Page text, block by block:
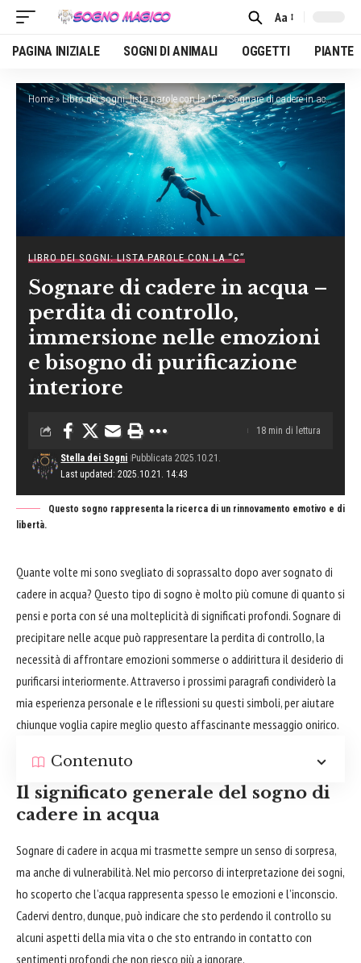
Font
Resizer
Aa
PAGINA INIZIALE SOGNI DI ANIMALI OGGETTI PIANTE
Home» Libro dei sogni: lista parole con la “C”»Sognare di cadere in acqua – perdita di controllo, immersione nelle emozioni e bisogno di purificazione interiore
LIBRO DEI SOGNI: LISTA PAROLE CON LA “C”
Sognare di cadere in acqua –
perdita di controllo,
immersione nelle emozioni
e bisogno di purificazione
interiore
Last updated: 2025.10.21. 14:43
Stella dei Sogni Pubblicata 2025.10.21.
18 min di lettura
Questo sogno rappresenta la ricerca di un rinnovamento emotivo e di
libertà.
Quante volte mi sono svegliato di soprassalto dopo aver sognato di
cadere in acqua? Questo tipo di sogno è molto più comune di quanto si
pensi e porta con sé una molteplicità di significati profondi.Sognare di
precipitare nelle acque può rappresentare la perdita di controllo, la
necessità di affrontare emozioni sommerse o addirittura il desiderio di
purificarsi interiormente. Attraverso i prossimi paragrafi condividerò la
mia esperienza personale e le riflessioni su questi simboli, per aiutare
chiunque voglia capire meglio questo affascinante messaggio onirico.
Contenuto
Il significato generale del sogno di
cadere in acqua
Sognare di cadere in acqua mi trasmette sempre un senso di sorpresa,
ma anche di vulnerabilità. Nel mio percorso di interpretazione dei sogni,
ho scoperto che l’acqua rappresenta spesso le emozioni e l’inconscio.
Cadervi dentro, dunque, può indicare che sto perdendo il controllo su
alcuni aspetti della mia vita o che sto entrando in contatto con
sentimenti profondi che non riesco più a ignorare.